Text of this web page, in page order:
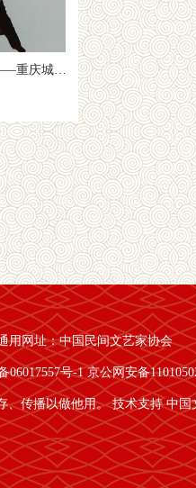
《中国钱棍舞之乡——重庆城口》
用网址：中国民间文艺家协会
06017557号-1京公网安备
、传播以做他用。技术支持 中